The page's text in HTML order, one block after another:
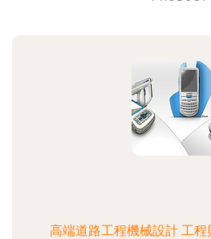
高端道路工程機械設計 工